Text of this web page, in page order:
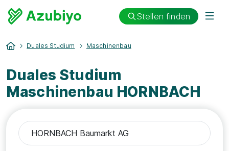
Stellen finden
Duales Studium Maschinenbau
Duales Studium
Maschinenbau HORNBACH